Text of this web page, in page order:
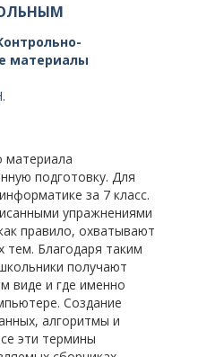
материалы
материала
подготовку. Для
за 7 класс.
упражнениями
правило, охватывают
тем. Благодаря таким
получают
виде и где именно
Создание
алгоритмы и
эти термины